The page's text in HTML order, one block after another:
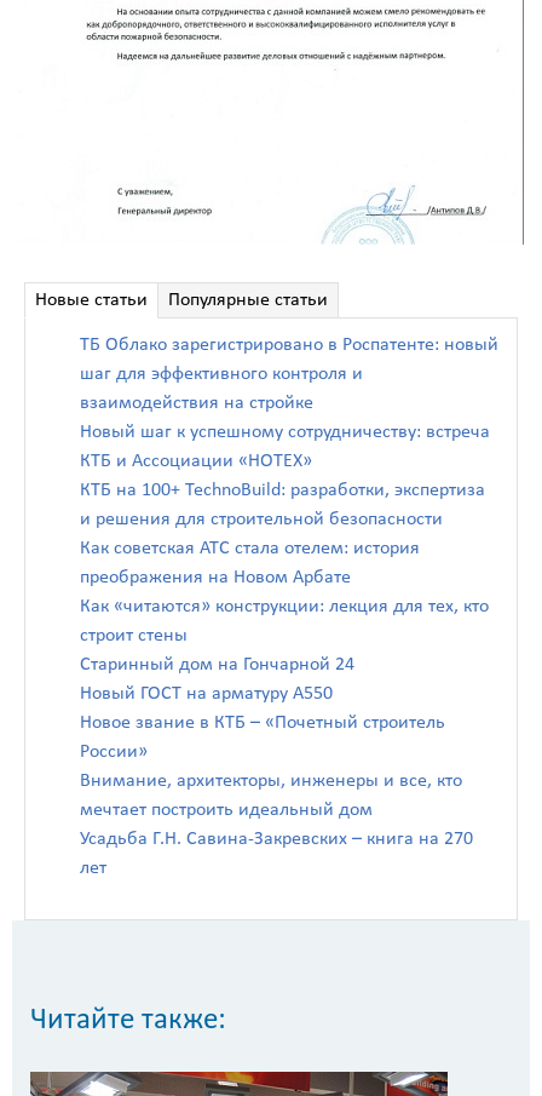
Новые статьи Популярные статьи
ТБ Облако зарегистрировано в Роспатенте: новый
шаг для эффективного контроля и
взаимодействия на стройке
Новый шаг к успешному сотрудничеству: встреча
КТБ и Ассоциации «НОТЕХ»
КТБ на 100+ TechnoBuild: разработки, экспертиза
и решения для строительной безопасности
Как советская АТС стала отелем: история
преображения на Новом Арбате
Как «читаются» конструкции: лекция для тех, кто
строит стены
Старинный дом на Гончарной 24
Новый ГОСТ на арматуру А550
Новое звание в КТБ – «Почетный строитель
России»
Внимание, архитекторы, инженеры и все, кто
мечтает построить идеальный дом
Усадьба Г.Н. Савина-Закревских – книга на 270
лет
Читайте также: